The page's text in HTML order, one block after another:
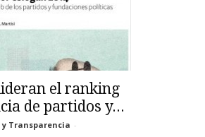
el ranking
de partidos y...
y Transparencia -